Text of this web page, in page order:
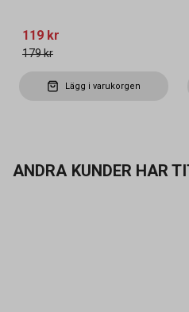
119 kr
179 kr
Lägg i varukorgen
ANDRA KUNDER HAR